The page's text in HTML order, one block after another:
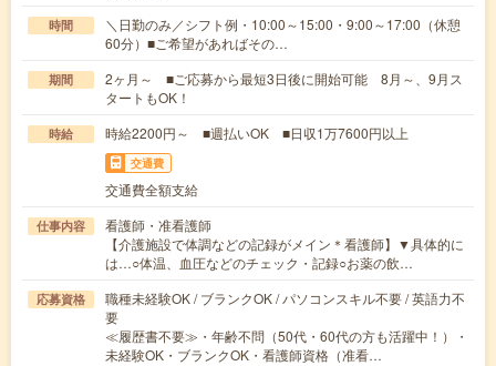
時間
＼日勤のみ／シフト例・10:00～15:00・9:00～17:00（休憩
60分）■ご希望があればその…
期間
2ヶ月～ ■ご応募から最短3日後に開始可能 8月～、9月ス
タートもOK！
時給 時給2200円～ ■週払いOK ■日収1万7600円以上
交通費
交通費全額支給
仕事内容
看護師・准看護師
【介護施設で体調などの記録がメイン＊看護師】▼具体的に
は…○体温、血圧などのチェック・記録○お薬の飲…
応募資格
職種未経験OK / ブランクOK / パソコンスキル不要 / 英語力不
要
≪履歴書不要≫・年齢不問（50代・60代の方も活躍中！）・
未経験OK・ブランクOK・看護師資格（准看…